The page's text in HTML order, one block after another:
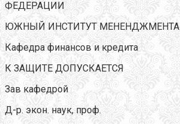
ФЕДЕРАЦИИ
ЮЖНЫЙ ИНСТИТУТ МЕНЕНДЖМЕНТА
Кафедра финансов и кредита
К ЗАЩИТЕ ДОПУСКАЕТСЯ
Зав кафедрой
Д-р. экон. наук, проф.